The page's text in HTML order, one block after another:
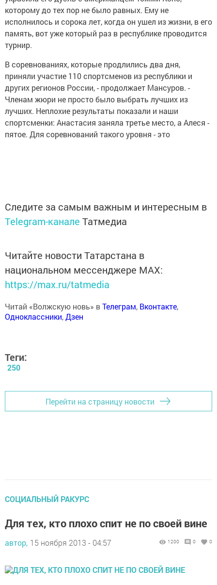
которому до тех пор не было равных. Ему не
исполнилось и сорока лет, когда он ушел из жизни, в его
память, вот уже который раз в республике проводится
турнир.
В соревнованиях, которые продлились два дня,
приняли участие 110 спортсменов из республики и
других регионов России, - продолжает Мансуров. -
Членам жюри не просто было выбрать лучших из
лучших. Неплохие результаты показали и наши
спортсменки: Анастасия заняла третье место, а Алеся -
пятое. Для соревнований такого уровня - это
Следите за самым важным и интересным в
Telegram-канале Татмедиа
Читайте новости Татарстана в
национальном мессенджере MАХ:
https://max.ru/tatmedia
Читай «Волжскую новь» вТелеграм, Вконтакте,
Одноклассники,Дзен
Теги:
250
Перейти на страницу новости
СОЦИАЛЬНЫЙ РАКУРС
Для тех, кто плохо спит не по своей вине
автор, 15 ноября 2013 - 04:57 1200 0 0